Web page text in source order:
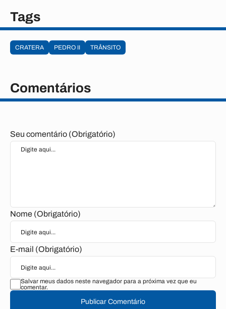
Tags
CRATERA PEDRO II TRÂNSITO
Comentários
Seu comentário (Obrigatório)
Nome (Obrigatório)
E-mail (Obrigatório)
Salvar meus dados neste navegador para a próxima vez que eu
comentar.
Publicar Comentário